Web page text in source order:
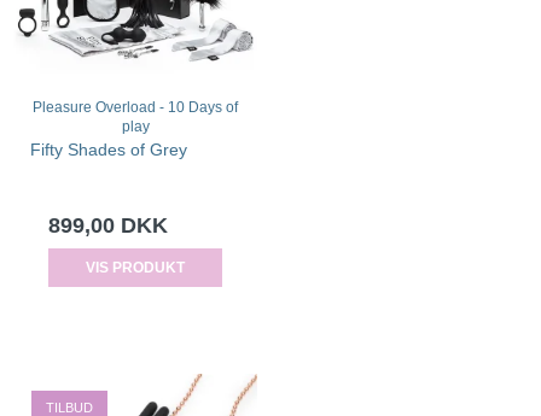
Pleasure Overload - 10 Days of
play
Fifty Shades of Grey
899,00 DKK
VIS PRODUKT
TILBUD